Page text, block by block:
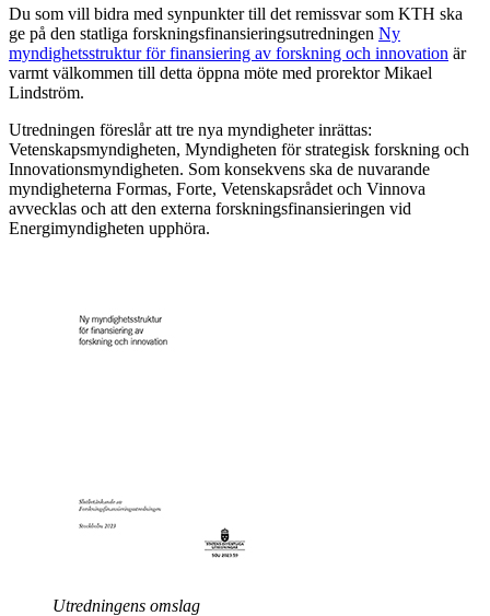
Du som vill bidra med synpunkter till det remissvar som KTH ska
ge på den statliga forskningsfinansieringsutredningen Ny
myndighetsstruktur för finansiering av forskning och innovation är
varmt välkommen till detta öppna möte med prorektor Mikael
Lindström.
Utredningen föreslår att tre nya myndigheter inrättas:
Vetenskapsmyndigheten, Myndigheten för strategisk forskning och
Innovationsmyndigheten. Som konsekvens ska de nuvarande
myndigheterna Formas, Forte, Vetenskapsrådet och Vinnova
avvecklas och att den externa forskningsfinansieringen vid
Energimyndigheten upphöra.
Utredningens omslag